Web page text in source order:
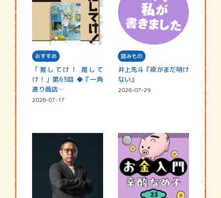
おすすめ
「推してけ！ 推して
け！」第63回 ◆『一角
通り商店…
2026-07-17
読みもの
井上先斗『夜がまだ明け
ない』
2026-07-29